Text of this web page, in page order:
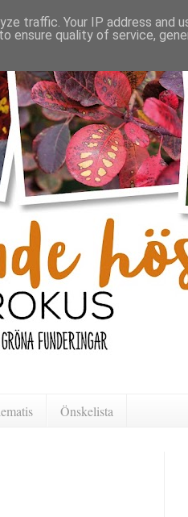
Önskelista
traffic. Your IP address and
ensure quality of service,